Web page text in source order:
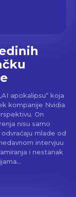
apokalipsu“ koja
kompanije Nvidia
On
nisu samo
mlade od
i nestanak